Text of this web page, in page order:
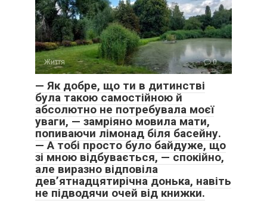
Життя 0
— Як добре, що ти в дитинстві
була такою самостійною й
абсолютно не потребувала моєї
уваги, — замріяно мовила мати,
попиваючи лімонад біля басейну.
— А тобі просто було байдуже, що
зі мною відбувається, — спокійно,
але виразно відповіла
дев’ятнадцятирічна донька, навіть
не підводячи очей від книжки.